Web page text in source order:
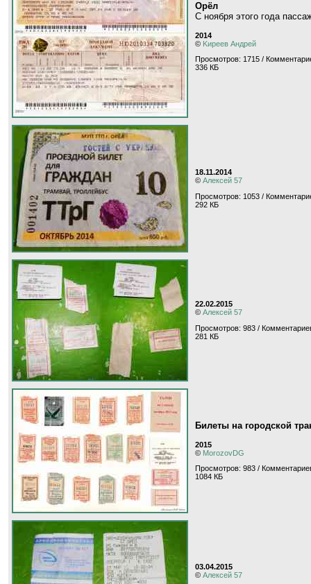
Орёл
С ноября этого года
2014
© Kиpeeв Aндpeй
Просмотров: 1715 /
336 КБ
18.11.2014
© Алексей 57
Просмотров: 1053 /
292 КБ
22.02.2015
© Алексей 57
Просмотров: 983 /
281 КБ
Билеты на городской
2015
© MorozovDG
Просмотров: 983 /
1084 КБ
03.04.2015
© Алексей 57